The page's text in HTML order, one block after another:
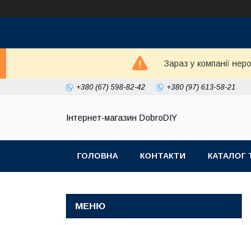
Зараз у компанії
+380 (67) 598-82-42 +380 (97) 613-58-21
Інтернет-магазин DobroDIY
ГОЛОВНА КОНТАКТИ КАТАЛОГ